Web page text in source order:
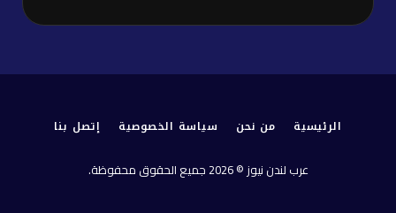
الرئيسية من نحن سياسة الخصوصية إتصل بنا
عرب لندن نيوز © 2026 جميع الحقوق محفوظة.